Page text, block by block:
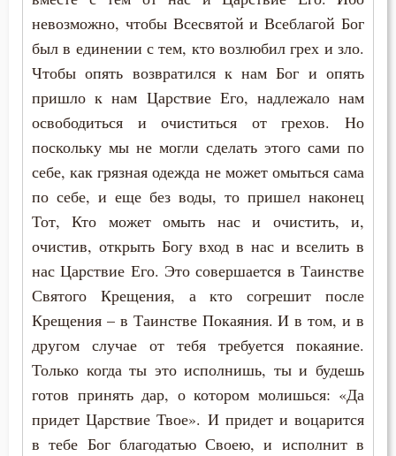
Крещение
Кротость
Ложь
Лукавство
Любовь
Любовь к Богу
Месть
Мир
Молитва
невозможно, чтобы Всесвятой и Всеблагой Бог
был в единении с тем, кто возлюбил грех и зло.
Чтобы опять возвратился к нам Бог и опять
пришло к нам Царствие Его, надлежало нам
освободиться и очиститься от грехов. Но
поскольку мы не могли сделать этого сами по
себе, как грязная одежда не может омыться сама
по себе, и еще без воды, то пришел наконец
Тот, Кто может омыть нас и очистить, и,
очистив, открыть Богу вход в нас и вселить в
нас Царствие Его. Это совершается в Таинстве
Святого Крещения, а кто согрешит после
Крещения – в Таинстве Покаяния. И в том, и в
другом случае от тебя требуется покаяние.
Только когда ты это исполнишь, ты и будешь
готов принять дар, о котором молишься: «Да
придет Царствие Твое». И придет и воцарится
в тебе Бог благодатью Своею, и исполнит в